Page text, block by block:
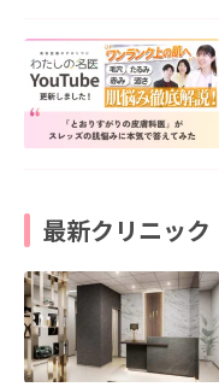
最新クリニック